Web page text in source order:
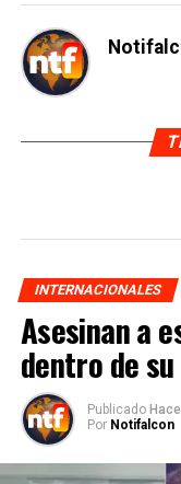
INTERNACIONALES
Asesinan a
dentro de
Publicado
Por Notifalcon